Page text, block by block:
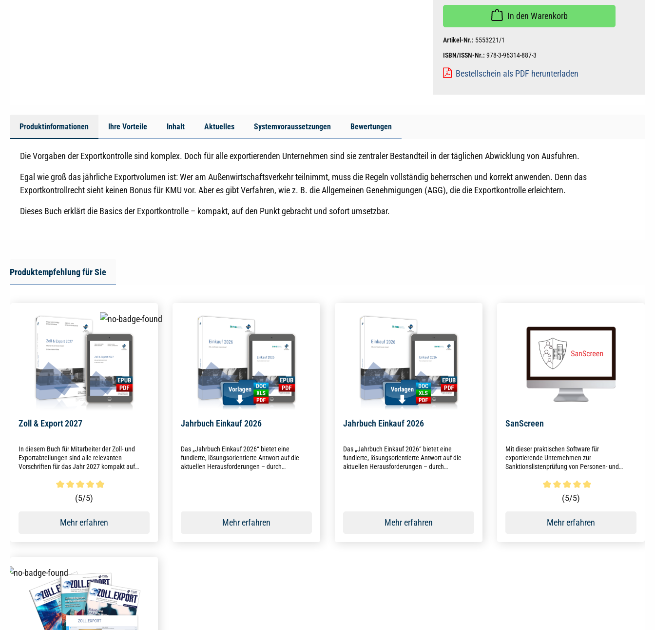
In den Warenkorb
Artikel-Nr.: 5553221/1
ISBN/ISSN-Nr.: 978-3-96314-887-3
Bestellschein als PDF herunterladen
Produktinformationen Ihre Vorteile Inhalt Aktuelles Systemvoraussetzungen Bewertungen
Die Vorgaben der Exportkontrolle sind komplex. Doch für alle exportierenden Unternehmen sind sie zentraler Bestandteil in der täglichen Abwicklung von Ausfuhren.
Egal wie groß das jährliche Exportvolumen ist: Wer am Außenwirtschaftsverkehr teilnimmt, muss die Regeln vollständig beherrschen und korrekt anwenden. Denn das
Exportkontrollrecht sieht keinen Bonus für KMU vor. Aber es gibt Verfahren, wie z. B. die Allgemeinen Genehmigungen (AGG), die die Exportkontrolle erleichtern.
Dieses Buch erklärt die Basics der Exportkontrolle – kompakt, auf den Punkt gebracht und sofort umsetzbar.
Produktempfehlung für Sie
Zoll & Export 2027
In diesem Buch für Mitarbeiter der Zoll- und
Exportabteilungen sind alle relevanten
Vorschriften für das Jahr 2027 kompakt auf
Durchschnittliche Bewertung von 4.9 von 5 Sternen
(5/5)
Mehr erfahren
Jahrbuch Einkauf 2026
Das „Jahrbuch Einkauf 2026“ bietet eine
fundierte, lösungsorientierte Antwort auf die
aktuellen Herausforderungen – durch
Mehr erfahren
Jahrbuch Einkauf 2026
Das „Jahrbuch Einkauf 2026“ bietet eine
fundierte, lösungsorientierte Antwort auf die
aktuellen Herausforderungen – durch
Mehr erfahren
SanScreen
Mit dieser praktischen Software für
exportierende Unternehmen zur
Sanktionslistenprüfung von Personen- und
Vorschriften der EU-Verordnungen zur
Terrorismusbekämpfung ohne zusätzlichen
manuellen Aufwand erfüllt.
Durchschnittliche Bewertung von 5 von 5
(5/5)
Mehr erfahren